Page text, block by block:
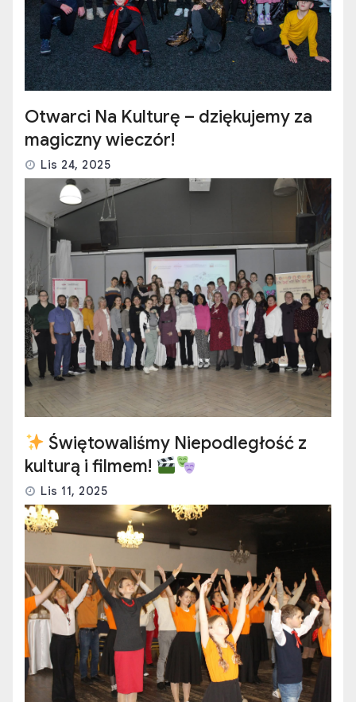
Otwarci Na Kulturę – dziękujemy za
magiczny wieczór!
Lis 24, 2025
Świętowaliśmy Niepodległość z
kulturą i filmem!
Lis 11, 2025